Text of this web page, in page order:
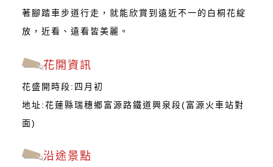
著腳踏車步道行走，就能欣賞到遠近不一的白桐花綻
放，近看、遠看皆美麗。
花開資訊
花盛開時段:四月初
地址:花蓮縣瑞穗鄉富源路鐵道興泉段(富源火車站對
面)
沿途景點